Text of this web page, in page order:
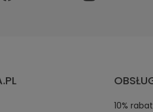
10%